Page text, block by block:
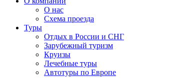
О нас
Схема проезда
Туры
Отдых в России и СНГ
Зарубежный туризм
Круизы
Лечебные туры
Автотуры по Европе